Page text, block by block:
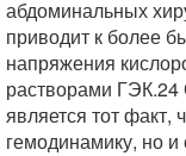
абдоминальных
приводит к более
напряжения
растворами ГЭК.24
является тот факт,
гемодинамику, но и